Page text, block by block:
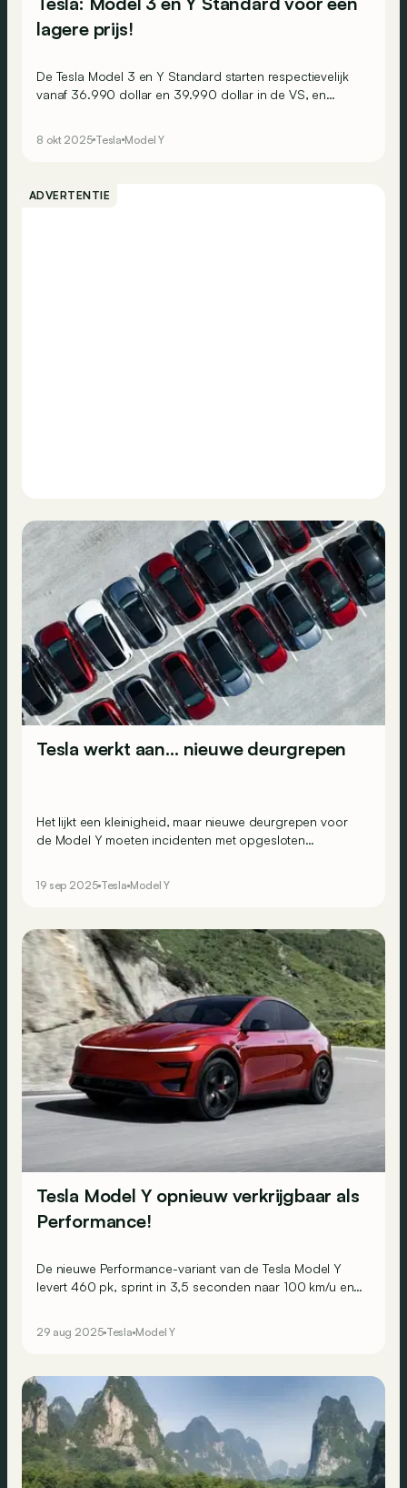
lagere prijs!
De Tesla Model 3 en Y Standard starten respectievelijk
vanaf 36.990 dollar en 39.990 dollar in de VS, en
8 okt 2025 Tesla Model Y
ADVERTENTIE
Tesla werkt aan… nieuwe deurgrepen
Het lijkt een kleinigheid, maar nieuwe deurgrepen voor
de Model Y moeten incidenten met opgesloten
19 sep 2025 Tesla Model Y
Tesla Model Y opnieuw verkrijgbaar als
Performance!
De nieuwe Performance-variant van de Tesla Model Y
levert 460 pk, sprint in 3,5 seconden naar 100 km/u en
29 aug 2025 Tesla Model Y